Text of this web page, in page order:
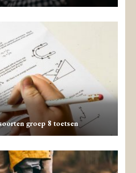
groep 8 toetsen